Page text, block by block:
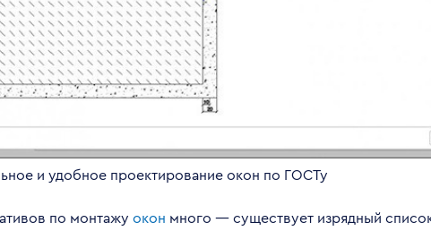
и удобное проектирование окон по ГОСТу
по монтажу окон много — существует изрядный